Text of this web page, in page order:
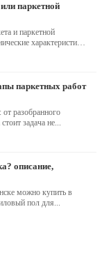
и паркетной
характеристики
разобранного
задача не...
можно купить в
пол для...